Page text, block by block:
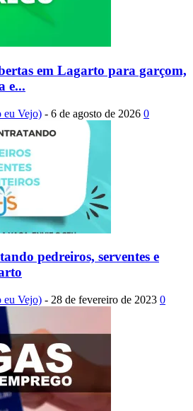
em Lagarto para garçom,
e...
eu Vejo) - 6 de agosto de 2026 0
pedreiros, serventes e
eu Vejo) - 28 de fevereiro de 2023 0